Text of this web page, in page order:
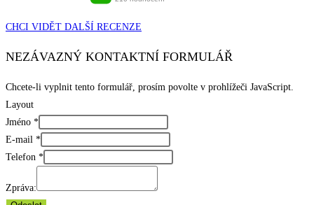
CHCI VIDĚT DALŠÍ RECENZE
NEZÁVAZNÝ KONTAKTNÍ FORMULÁŘ
Chcete-li vyplnit tento formulář, prosím povolte v prohlížeči JavaScript.
Layout
Jméno *
E-mail *
Telefon *
Zpráva: